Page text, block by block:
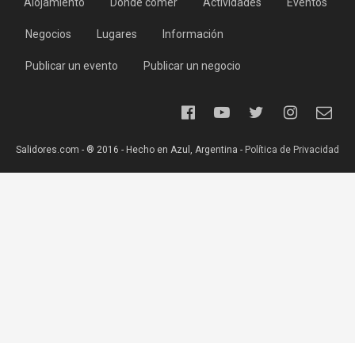
Negocios Lugares Información
Publicar un evento Publicar un negocio
Salidores.com - ® 2016 - Hecho en Azul, Argentina - Política de Privacidad